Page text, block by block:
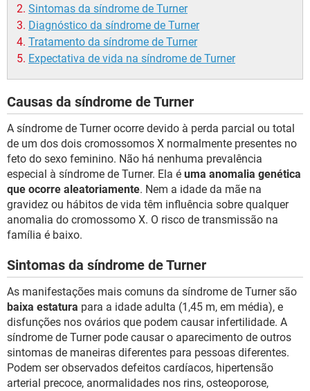
Sintomas da síndrome de Turner
Diagnóstico da síndrome de Turner
Tratamento da síndrome de Turner
Expectativa de vida na síndrome de Turner
Causas da síndrome de Turner
A síndrome de Turner ocorre devido à perda parcial ou total
de um dos dois cromossomos X normalmente presentes no
feto do sexo feminino. Não há nenhuma prevalência
especial à síndrome de Turner. Ela é uma anomalia genética
que ocorre aleatoriamente. Nem a idade da mãe na
gravidez ou hábitos de vida têm influência sobre qualquer
anomalia do cromossomo X. O risco de transmissão na
família é baixo.
Sintomas da síndrome de Turner
As manifestações mais comuns da síndrome de Turner são
baixa estatura para a idade adulta (1,45 m, em média), e
disfunções nos ovários que podem causar infertilidade. A
síndrome de Turner pode causar o aparecimento de outros
sintomas de maneiras diferentes para pessoas diferentes.
Podem ser observados defeitos cardíacos, hipertensão
arterial precoce, anormalidades nos rins, osteoporose,